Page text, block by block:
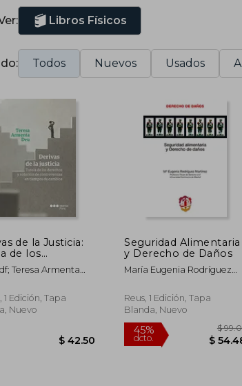
Libros Físicos
Todos Nuevos Usados
de la Justicia:
de los
y Solución
en
Teresa Armenta
1 Edición, Tapa
Nuevo
Seguridad Alimentaria
y Derecho de Daños
María Eugenia Rodríguez
Reus, 1 Edición, Tapa
Blanda, Nuevo